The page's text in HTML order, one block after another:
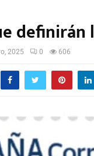
2025 0 606